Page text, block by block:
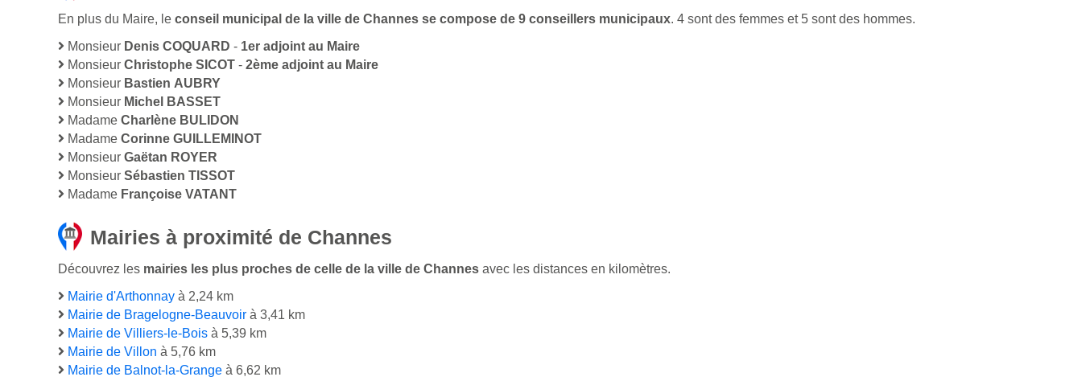
En plus du Maire, le conseil municipal de la ville de Channes se compose de 9 conseillers municipaux. 4 sont des femmes et 5 sont des hommes.
Monsieur Denis COQUARD - 1er adjoint au Maire
Monsieur Christophe SICOT - 2ème adjoint au Maire
Monsieur Bastien AUBRY
Monsieur Michel BASSET
Madame Charlène BULIDON
Madame Corinne GUILLEMINOT
Monsieur Gaëtan ROYER
Monsieur Sébastien TISSOT
Madame Françoise VATANT
Mairies à proximité de Channes
Découvrez les mairies les plus proches de celle de la ville de Channes avec les distances en kilomètres.
Mairie d'Arthonnay à 2,24 km
Mairie de Bragelogne-Beauvoir à 3,41 km
Mairie de Villiers-le-Bois à 5,39 km
Mairie de Villon à 5,76 km
Mairie de Balnot-la-Grange à 6,62 km